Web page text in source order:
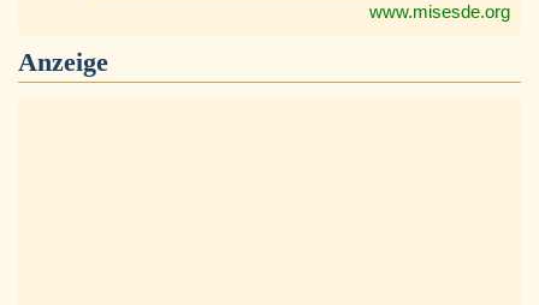
www.misesde.org
Anzeige